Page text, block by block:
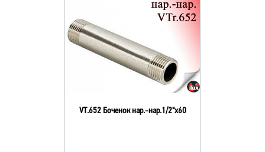
VT.652 Боченок нар.-нар.1/2"х60